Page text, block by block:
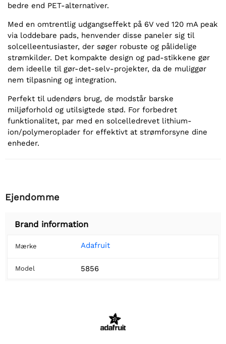
bedre end PET-alternativer.
Med en omtrentlig udgangseffekt på 6V ved 120 mA peak
via loddebare pads, henvender disse paneler sig til
solcelleentusiaster, der søger robuste og pålidelige
strømkilder. Det kompakte design og pad-stikkene gør
dem ideelle til gør-det-selv-projekter, da de muliggør
nem tilpasning og integration.
Perfekt til udendørs brug, de modstår barske
miljøforhold og utilsigtede stød. For forbedret
funktionalitet, par med en solcelledrevet lithium-
ion/polymeroplader for effektivt at strømforsyne dine
enheder.
Ejendomme
Brand information
Mærke Adafruit
Model 5856